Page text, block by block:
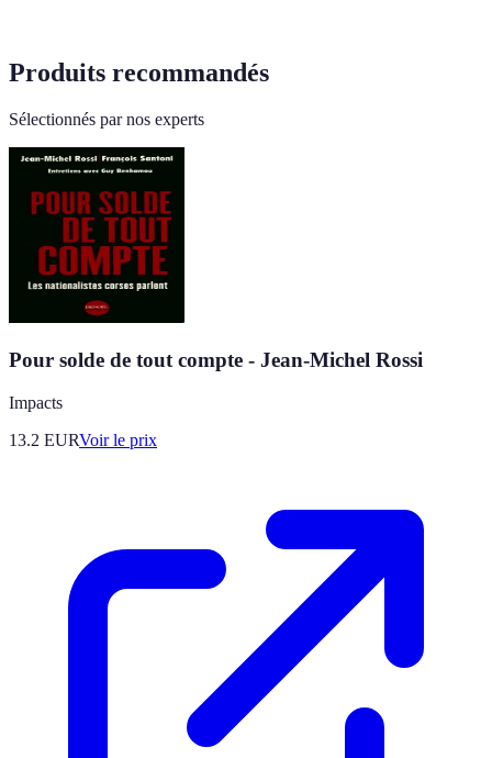
Produits recommandés
Sélectionnés par nos experts
Pour solde de tout compte - Jean-Michel Rossi
Impacts
13.2 EURVoir le prix